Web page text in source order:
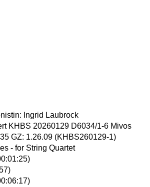
Ingrid Laubrock
KHBS 20260129 D6034/1-6 Mivos
GZ: 1.26.09 (KHBS260129-1)
- for String Quartet